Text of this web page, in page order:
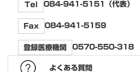
Tel 084-941-5151（代表）
Fax 084-941-5159
登録医療機関 0570-550-318
よくある質問